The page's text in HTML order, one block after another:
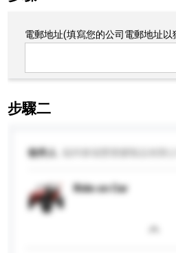
電郵地址(填寫您的公司電郵地址
步驟二
收件人
Ride on Car